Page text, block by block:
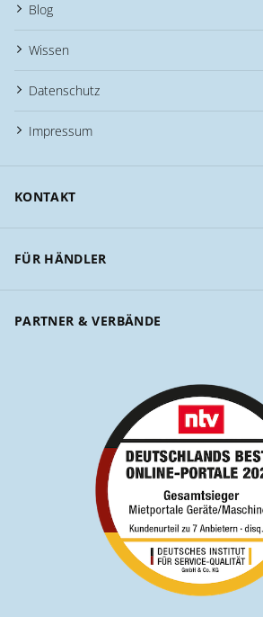
Blog
Wissen
Datenschutz
Impressum
KONTAKT
FÜR HÄNDLER
PARTNER & VERBÄNDE